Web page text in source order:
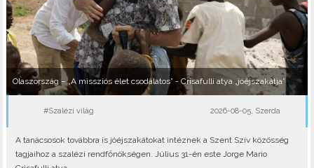
Olaszország – „A missziós élet csodálatos” - Crisafulli atya „jóéjszakátja”
#Szalézi világ 2026-08-05, Szerda
A tanácsosok továbbra is jóéjszakátokat intéznek a Szent Szív közösség
tagjaihoz a szalézi rendfőnökségen. Július 31-én este Jorge Mario